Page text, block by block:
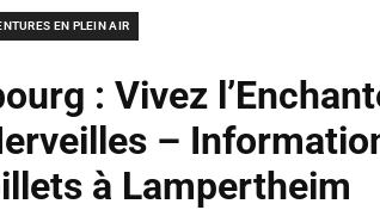
EN PLEIN AIR
: Vivez
–
à Lampertheim